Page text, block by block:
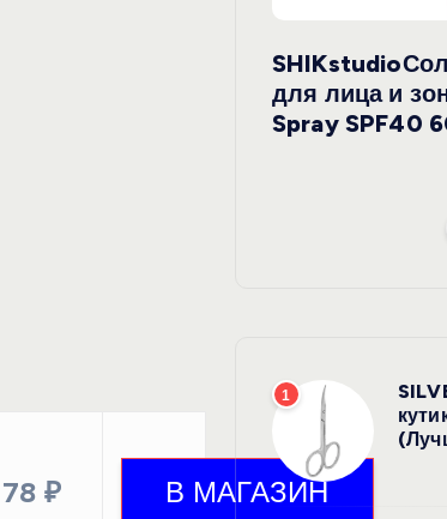
₽
для лица и
Spray SPF40
1